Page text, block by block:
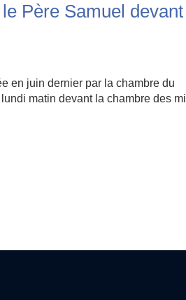
Père Samuel
en juin dernier par la chambre du
matin devant la chambre des